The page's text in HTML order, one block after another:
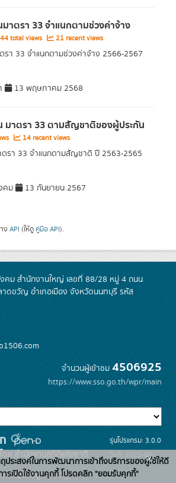
าตรา 33 จำแนกตามช่วงค่าจ้าง
total views 21 recent views
รา 33 จำแนกตามช่วงค่าจ้าง 2566-2567
13 พฤษภาคม 2568
มาตรา 33 ตามสัญชาติของผู้ประกัน
14 recent views
ตรา 33 จำแนกตามสัญชาติ ปี 2563-2565
คม 13 กันยายน 2567
ง API (ให้ดู คู่มือ API).
คม สำนักงานใหญ่ เลขที่ 88/28 หมู่ 4 ถนน
ดขวัญ อำเภอเมือง จังหวัดนนทบุรี รหัส
จำนวนผู้เข้าชม 4506925
https://www.sso.go.th/wpr/main
ดย สำนักงานสถิติแห่งชาติ
บบัญชีข้อมูลภาครัฐ
รุ่นโปรแกรม: 3.0.0
วันที่: 2025-06-
26
ประสงค์ในการพัฒนาการเข้าถึงบริการของผู้ใช้ให้ดี
รเปิดใช้งานคุกกี้ โปรดคลิก "ยอมรับคุกกี้"
x